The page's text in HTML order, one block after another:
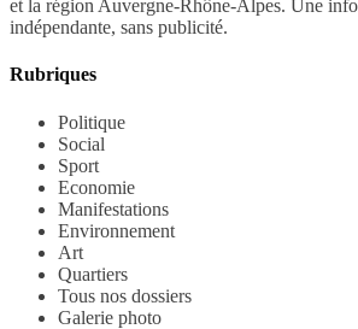
et la région Auvergne-Rhône-Alpes. Une
indépendante, sans publicité.
Rubriques
Politique
Social
Sport
Economie
Manifestations
Environnement
Art
Quartiers
Tous nos dossiers
Galerie photo